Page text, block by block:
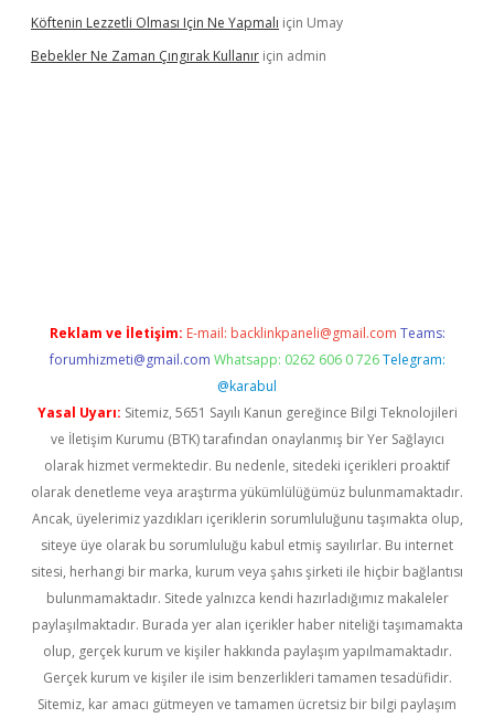
Köftenin Lezzetli Olması Için Ne Yapmalı için Umay
Bebekler Ne Zaman Çıngırak Kullanır için admin
Reklam ve İletişim: E-mail: backlinkpaneli@gmail.com Teams:
forumhizmeti@gmail.com Whatsapp: 0262 606 0 726 Telegram:
@karabul
Yasal Uyarı: Sitemiz, 5651 Sayılı Kanun gereğince Bilgi Teknolojileri
ve İletişim Kurumu (BTK) tarafından onaylanmış bir Yer Sağlayıcı
olarak hizmet vermektedir. Bu nedenle, sitedeki içerikleri proaktif
olarak denetleme veya araştırma yükümlülüğümüz bulunmamaktadır.
Ancak, üyelerimiz yazdıkları içeriklerin sorumluluğunu taşımakta olup,
siteye üye olarak bu sorumluluğu kabul etmiş sayılırlar. Bu internet
sitesi, herhangi bir marka, kurum veya şahıs şirketi ile hiçbir bağlantısı
bulunmamaktadır. Sitede yalnızca kendi hazırladığımız makaleler
paylaşılmaktadır. Burada yer alan içerikler haber niteliği taşımamakta
olup, gerçek kurum ve kişiler hakkında paylaşım yapılmamaktadır.
Gerçek kurum ve kişiler ile isim benzerlikleri tamamen tesadüfidir.
Sitemiz, kar amacı gütmeyen ve tamamen ücretsiz bir bilgi paylaşım